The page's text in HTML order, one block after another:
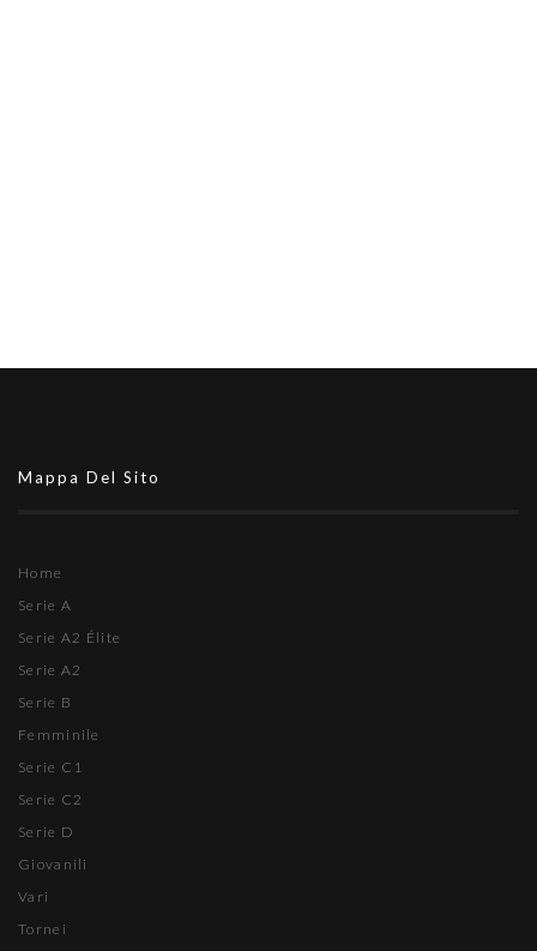
Mappa Del Sito
Home
Serie A
Serie A2 Élite
Serie A2
Serie B
Femminile
Serie C1
Serie C2
Serie D
Giovanili
Vari
Tornei